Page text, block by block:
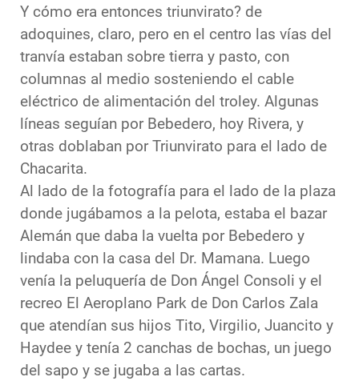
Y cómo era entonces triunvirato? de
adoquines, claro, pero en el centro las vías del
tranvía estaban sobre tierra y pasto, con
columnas al medio sosteniendo el cable
eléctrico de alimentación del troley. Algunas
líneas seguían por Bebedero, hoy Rivera, y
otras doblaban por Triunvirato para el lado de
Chacarita.
Al lado de la fotografía para el lado de la plaza
donde jugábamos a la pelota, estaba el bazar
Alemán que daba la vuelta por Bebedero y
lindaba con la casa del Dr. Mamana. Luego
venía la peluquería de Don Ángel Consoli y el
recreo El Aeroplano Park de Don Carlos Zala
que atendían sus hijos Tito, Virgilio, Juancito y
Haydee y tenía 2 canchas de bochas, un juego
del sapo y se jugaba a las cartas.